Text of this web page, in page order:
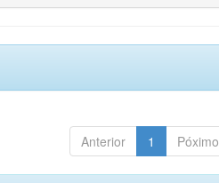
Anterior 1 Póximo